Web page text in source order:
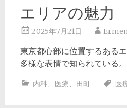
エリアの魅力
2025年7月21日
東京都心部に位置するある
多様な表情で知られている。
内科、 医療、 田町 医